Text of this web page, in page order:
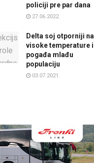
policiji pre par dana
27.06.2022.
Delta soj otporniji na
visoke temperature i
pogađa mlađu
populaciju
03.07.2021.